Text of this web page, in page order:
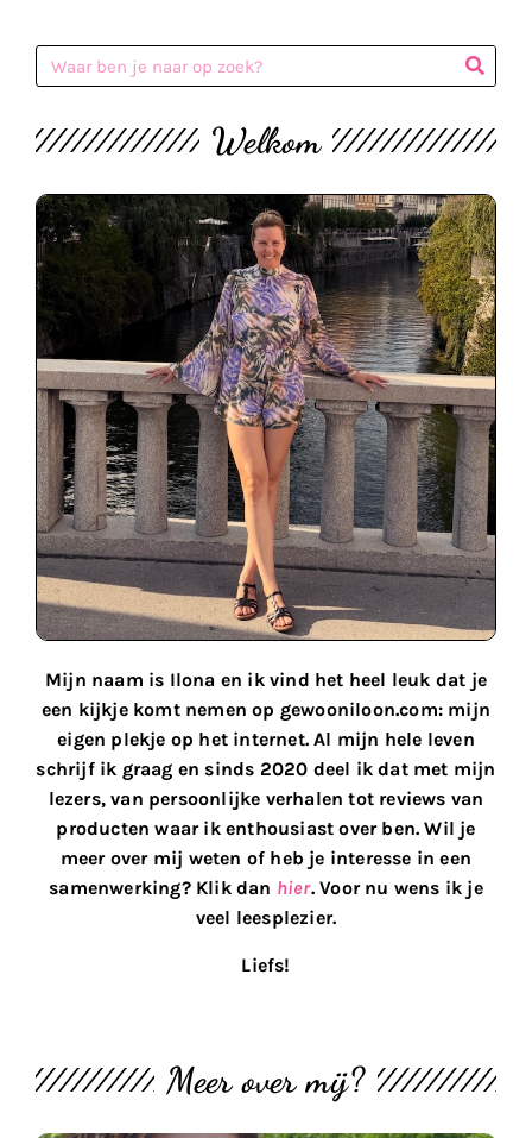
Welkom
Mijn naam is Ilona en ik vind het heel leuk dat je
een kijkje komt nemen op gewooniloon.com: mijn
eigen plekje op het internet. Al mijn hele leven
schrijf ik graag en sinds 2020 deel ik dat met mijn
lezers, van persoonlijke verhalen tot reviews van
producten waar ik enthousiast over ben. Wil je
meer over mij weten of heb je interesse in een
samenwerking? Klik dan hier. Voor nu wens ik je
veel leesplezier.
Liefs!
Meer over mij?